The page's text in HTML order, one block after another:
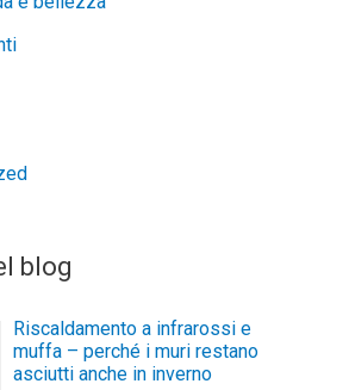
blog
Riscaldamento a infrarossi e
muffa – perché i muri restano
asciutti anche in inverno